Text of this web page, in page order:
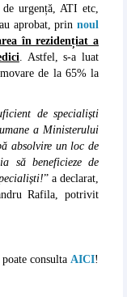
urgență, ATI etc,
aprobat, prin noul
în rezidențiat a
. Astfel, s-a luat
de la 65% la
de specialiști
a Ministerului
absolvire un loc de
să beneficieze de
” a declarat,
Rafila, potrivit
consulta AICI!